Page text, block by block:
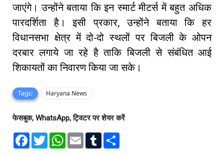
जाएंगे। उन्होंने बताया कि इन स्मार्ट मीटर्स में बहुत अधिक
पारदर्शिता है। इसी प्रकार, उन्होंने बताया कि हर
विधानसभा क्षेत्र में दो-दो स्थलों पर बिजली के ओपन
दरबार लगाये जा रहे है ताकि बिजली से संबंधित आई
शिकायतों का निवारण किया जा सके।
Tags: Haryana News
फेसबुक, WhatsApp, ट्विटर पर शेयर करें
F
T
w
W
E
T